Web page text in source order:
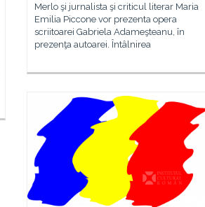
Merlo şi jurnalista şi criticul literar Maria
Emilia Piccone vor prezenta opera
scriitoarei Gabriela Adameşteanu, în
prezenţa autoarei. Întâlnirea